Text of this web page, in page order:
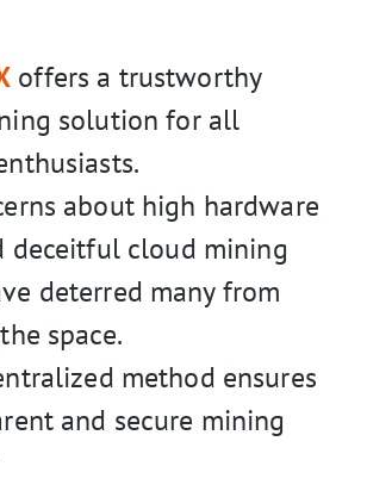
offers a trustworthy
solution for all
about high hardware
deceitful cloud mining
deterred many from
space.
method ensures
and secure mining